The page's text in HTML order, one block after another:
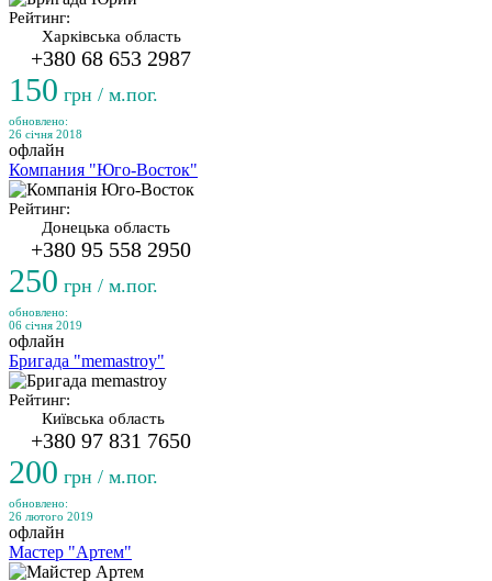
Рейтинг:
Харківська область
+380 68 653 2987
150 грн / м.пог.
обновлено:
26 січня 2018
офлайн
Компания "Юго-Восток"
Рейтинг:
Донецька область
+380 95 558 2950
250 грн / м.пог.
обновлено:
06 січня 2019
офлайн
Бригада "memastroy"
Рейтинг:
Київська область
+380 97 831 7650
200 грн / м.пог.
обновлено:
26 лютого 2019
офлайн
Мастер "Артем"